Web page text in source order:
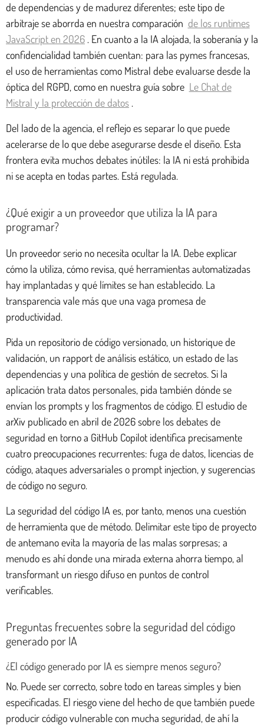
de dependencias y de madurez diferentes; este tipo de
arbitraje se aborrda en nuestra comparación de los runtimes
JavaScript en 2026 . En cuanto a la IA alojada, la soberanía y la
confidencialidad también cuentan: para las pymes francesas,
el uso de herramientas como Mistral debe evaluarse desde la
óptica del RGPD, como en nuestra guía sobre Le Chat de
Mistral y la protección de datos .
Del lado de la agencia, el reflejo es separar lo que puede
acelerarse de lo que debe asegurarse desde el diseño. Esta
frontera evita muchos debates inútiles: la IA ni está prohibida
ni se acepta en todas partes. Está regulada.
¿Qué exigir a un proveedor que utiliza la IA para
programar?
Un proveedor serio no necesita ocultar la IA. Debe explicar
cómo la utiliza, cómo revisa, qué herramientas automatizadas
hay implantadas y qué límites se han establecido. La
transparencia vale más que una vaga promesa de
productividad.
Pida un repositorio de código versionado, un historique de
validación, un rapport de análisis estático, un estado de las
dependencias y una política de gestión de secretos. Si la
aplicación trata datos personales, pida también dónde se
envían los prompts y los fragmentos de código. El estudio de
arXiv publicado en abril de 2026 sobre los debates de
seguridad en torno a GitHub Copilot identifica precisamente
cuatro preocupaciones recurrentes: fuga de datos, licencias de
código, ataques adversariales o prompt injection, y sugerencias
de código no seguro.
La seguridad del código IA es, por tanto, menos una cuestión
de herramienta que de método. Delimitar este tipo de proyecto
de antemano evita la mayoría de las malas sorpresas; a
menudo es ahí donde una mirada externa ahorra tiempo, al
transformant un riesgo difuso en puntos de control
verificables.
Preguntas frecuentes sobre la seguridad del código
generado por IA
¿El código generado por IA es siempre menos seguro?
No. Puede ser correcto, sobre todo en tareas simples y bien
especificadas. El riesgo viene del hecho de que también puede
producir código vulnerable con mucha seguridad, de ahí la